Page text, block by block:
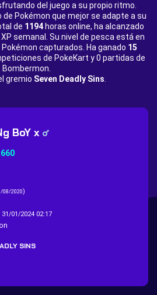
del juego a su propio ritmo.
de Pokémon que mejor se adapte a su
de 1194 horas online, ha alcanzado
XP semanal. Su nivel de pesca está en
Pokémon capturados. Ha ganado 15
de PokeKart y0 partidas de
Bombermon.
gremio Seven Deadly Sins
BoY x
660
08/2020)
31/01/2024 02:17
SINS